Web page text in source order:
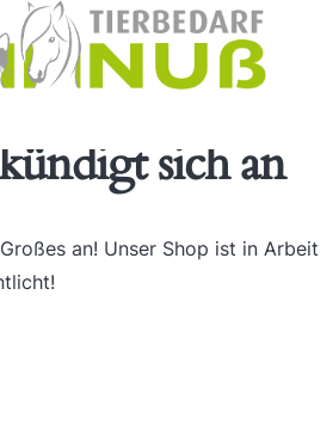
sich an
an! Unser Shop ist in Arbeit